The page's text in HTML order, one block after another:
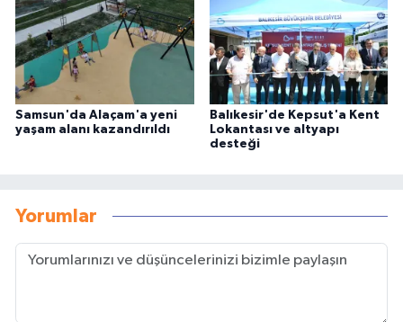
Samsun'da Alaçam'a yeni
yaşam alanı kazandırıldı
Balıkesir'de Kepsut'a Kent
Lokantası ve altyapı
desteği
Yorumlar